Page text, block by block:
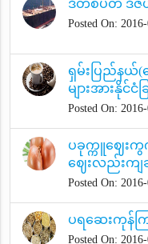
ဒီတစ်ပတ် ဒီဇယ်
Posted On:
ရှမ်းပြည်နယ်(
များအားနိုင်
Posted On:
ပခုက္ကူဈေး
ဈေးလည်းကျ
Posted On:
ပရဆေးကုန်
Posted On: